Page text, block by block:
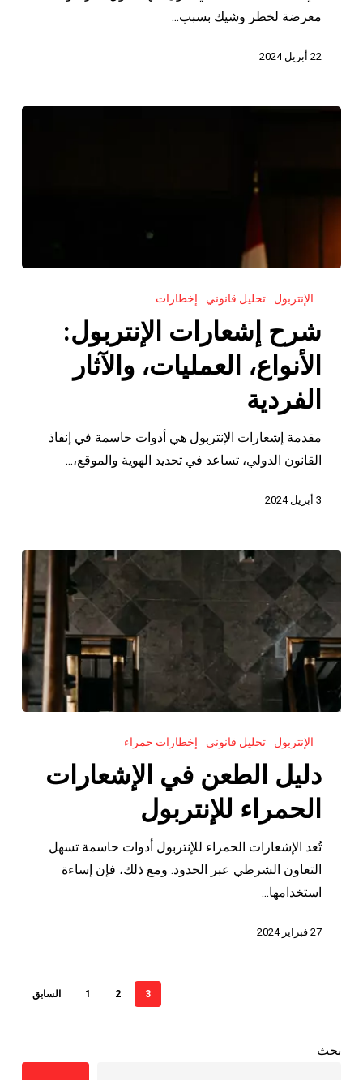
وكيف
تسرع
معرضة لخطر وشيك بسبب...
22 أبريل 2024
إشعارات
الإنتربول:
الأنواع،
العمليات،
والآثار
الفردية
الإنتربول تحليل قانوني إخطارات
شرح إشعارات الإنتربول:
الأنواع، العمليات، والآثار
الفردية
مقدمة إشعارات الإنتربول هي أدوات حاسمة في إنفاذ
القانون الدولي، تساعد في تحديد الهوية والموقع،...
3 أبريل 2024
الطعن
الإشعارات
الحمراء
الإنتربول تحليل قانوني إخطارات حمراء
دليل الطعن في الإشعارات
الحمراء للإنتربول
تُعد الإشعارات الحمراء للإنتربول أدوات حاسمة تسهل
التعاون الشرطي عبر الحدود. ومع ذلك، فإن إساءة
استخدامها...
27 فبراير 2024
السابق 1 2 3
بحث